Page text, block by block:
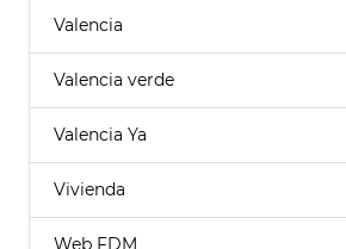
Valencia
Valencia verde
Valencia Ya
Vivienda
Web FDM